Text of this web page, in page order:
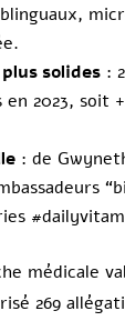
solides:
2023, soit
: de
médicale
269